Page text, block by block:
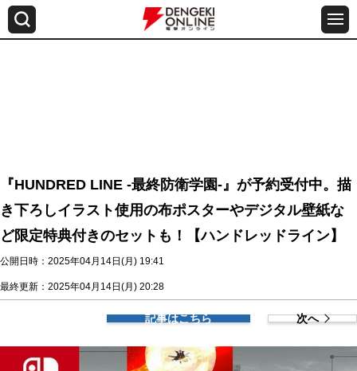
『HUNDRED LINE -最終防衛学園-』が予約受付中。描
き下ろしイラスト使用の布ポスターやデジタル壁紙な
ど限定特典付きのセットも！【ハンドレッドライン】
公開日時：2025年04月14日(月) 19:41
最終更新：2025年04月14日(月) 20:28
記事はこちら 次へ